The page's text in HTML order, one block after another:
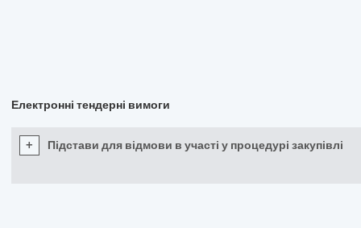
Електронні тендерні вимоги
+ Підстави для відмови в участі у процедурі закупівлі